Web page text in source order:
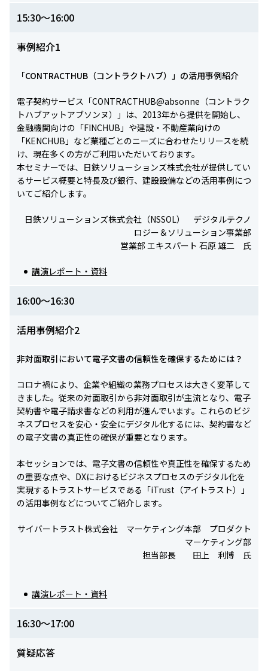
15:30～16:00
事例紹介1
「CONTRACTHUB（コントラクトハブ）」の活用事例紹介
電子契約サービス「CONTRACTHUB@absonne（コントラク
トハブアットアブソンヌ）」は、2013年から提供を開始し、
金融機関向けの「FINCHUB」や建設・不動産業向けの
「KENCHUB」など業種ごとのニーズに合わせたリリースを続
け、現在多くの方がご利用いただいております。
本セミナーでは、日鉄ソリューションズ株式会社が提供してい
るサービス概要と特長及び銀行、建設設備などの活用事例につ
いてご紹介します。
日鉄ソリューションズ株式会社（NSSOL） デジタルテクノ
ロジー＆ソリューション事業部
営業部 エキスパート 石原 雄二 氏
講演レポート・資料
16:00～16:30
活用事例紹介2
非対面取引において電子文書の信頼性を確保するためには？
コロナ禍により、企業や組織の業務プロセスは大きく変革して
きました。従来の対面取引から非対面取引が主流となり、電子
契約書や電子請求書などの利用が進んでいます。これらのビジ
ネスプロセスを安心・安全にデジタル化するには、契約書など
の電子文書の真正性の確保が重要となります。
本セッションでは、電子文書の信頼性や真正性を確保するため
の重要な点や、DXにおけるビジネスプロセスのデジタル化を
実現するトラストサービスである「iTrust（アイトラスト）」
の活用事例などについてご紹介します。
サイバートラスト株式会社 マーケティング本部 プロダクト
マーケティング部
担当部長 田上 利博 氏
講演レポート・資料
16:30～17:00
質疑応答